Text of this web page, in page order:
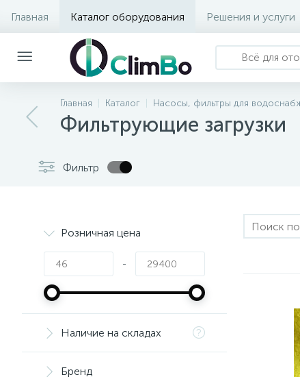
Главная Каталог оборудования Решения и услуги
Главная Каталог Насосы, фильтры для
Фильтрующие загрузки
Фильтр
Розничная цена
-
Наличие на складах
Бренд